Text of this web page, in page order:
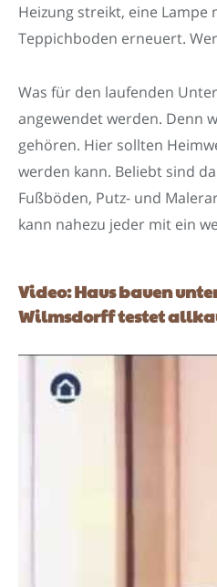
Heizung streikt, eine
Teppichboden erneuert.
Was für den laufenden
angewendet werden. Denn
gehören. Hier sollten
werden kann. Beliebt sind
Fußböden, Putz- und
kann nahezu jeder mit ein
Video: Haus bauen
Wilmsdorff testet